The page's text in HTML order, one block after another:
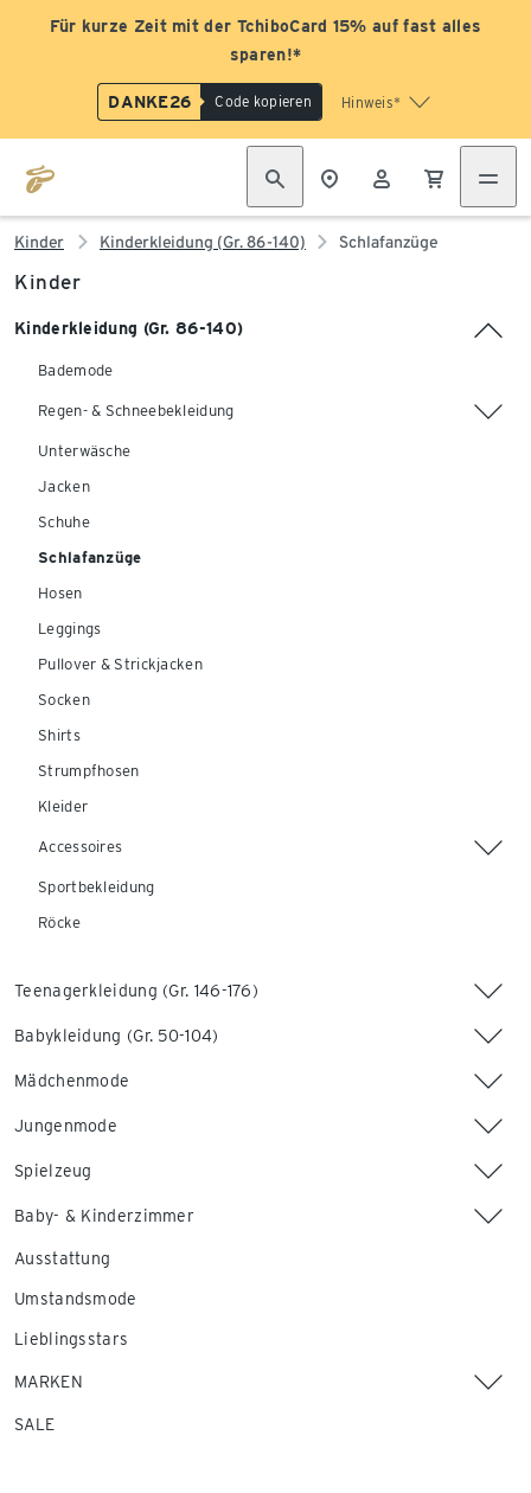
Für kurze Zeit mit der TchiboCard 15% auf fast alles
sparen!*
DANKE26 Code kopieren Hinweis*
Kinder Kinderkleidung (Gr. 86-140) Schlafanzüge
Kinder
Kinderkleidung (Gr. 86-140)
Bademode
Regen- & Schneebekleidung
Unterwäsche
Jacken
Schuhe
Schlafanzüge
Hosen
Leggings
Pullover & Strickjacken
Socken
Shirts
Strumpfhosen
Kleider
Accessoires
Sportbekleidung
Röcke
Teenagerkleidung (Gr. 146-176)
Babykleidung (Gr. 50-104)
Mädchenmode
Jungenmode
Spielzeug
Baby- & Kinderzimmer
Ausstattung
Umstandsmode
Lieblingsstars
MARKEN
SALE